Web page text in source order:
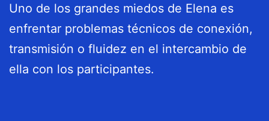
Uno de los grandes miedos de Elena es
enfrentar problemas técnicos de conexión,
transmisión o fluidez en el intercambio de
ella con los participantes.